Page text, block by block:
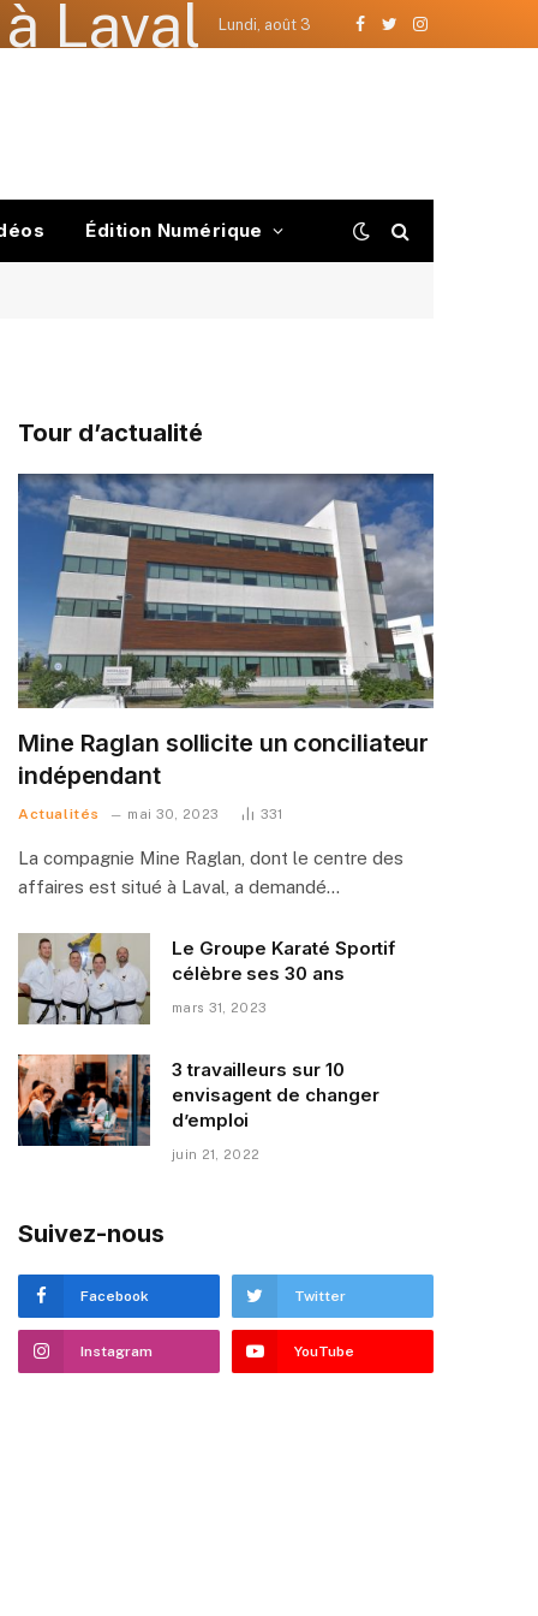
Laval Lundi, août 3
Facebook
TwitterInstagram
Édition Numérique
Tour d’actualité
Mine Raglan sollicite un conciliateur
indépendant
Actualités mai 30, 2023 331
La compagnie Mine Raglan, dont le centre des
affaires est situé à Laval, a demandé…
Le Groupe Karaté Sportif
célèbre ses 30 ans
mars 31, 2023
3 travailleurs sur 10
envisagent de changer
d’emploi
juin 21, 2022
Suivez-nous
Facebook Twitter
Instagram YouTube